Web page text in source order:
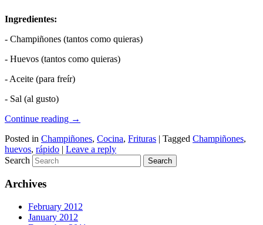
Ingredientes:
- Champiñones (tantos como quieras)
- Huevos (tantos como quieras)
- Aceite (para freír)
- Sal (al gusto)
Continue reading →
Posted in Champiñones, Cocina, Frituras | Tagged Champiñones,
huevos, rápido | Leave a reply
Search
Archives
February 2012
January 2012